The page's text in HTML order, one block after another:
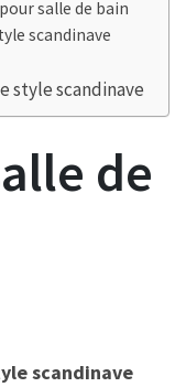
salle de bain
scandinave
style scandinave
de
scandinave